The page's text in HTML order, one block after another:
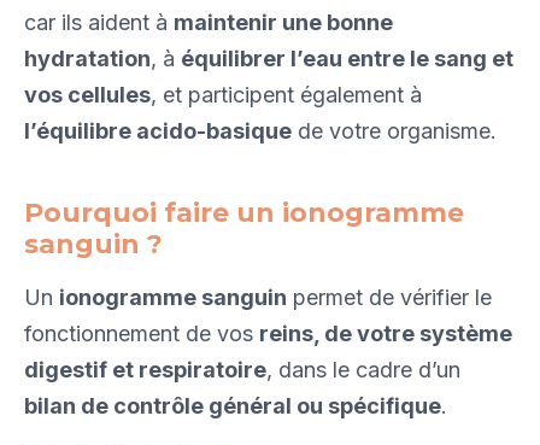
car ils aident à maintenir une bonne
hydratation, à équilibrer l’eau entre le sang et
vos cellules, et participent également à
l’équilibre acido-basique de votre organisme.
Pourquoi faire un ionogramme
sanguin ?
Un ionogramme sanguin permet de vérifier le
fonctionnement de vos reins, de votre système
digestif et respiratoire, dans le cadre d’un
bilan de contrôle général ou spécifique.